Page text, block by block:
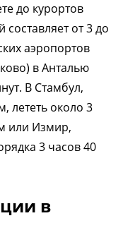
до курортов
от 3 до
аэропортов
в Анталью
В Стамбул,
лететь около 3
или Измир,
3 часов 40
в